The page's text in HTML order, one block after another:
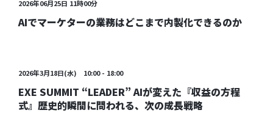
2026年06月25日 11時00分
AIでマーケターの業務はどこまで内製化できるのか
2026年3月18日(水) 10:00 - 18:00
EXE SUMMIT “LEADER” AIが変えた『収益の方程
式』歴史的瞬間に問われる、次の成長戦略